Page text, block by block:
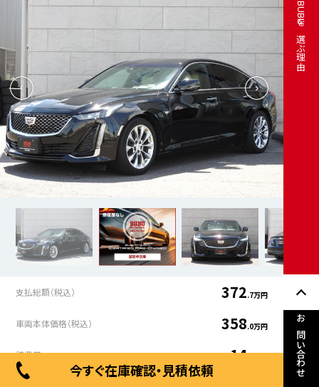
BUBUを選ぶ理由
お問い合わせ
支払総額（税込） 372.7万円
車両本体価格（税込） 358.0万円
諸費用 14
今すぐ在庫確認・見積依頼